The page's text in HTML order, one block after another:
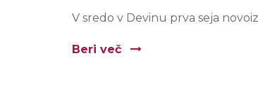
V sredo v Devinu prva seja
Beri več